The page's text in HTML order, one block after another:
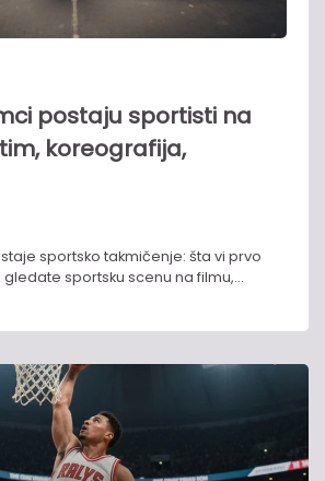
postaju sportisti na
koreografija,
sportsko takmičenje: šta vi prvo
sportsku scenu na filmu,…